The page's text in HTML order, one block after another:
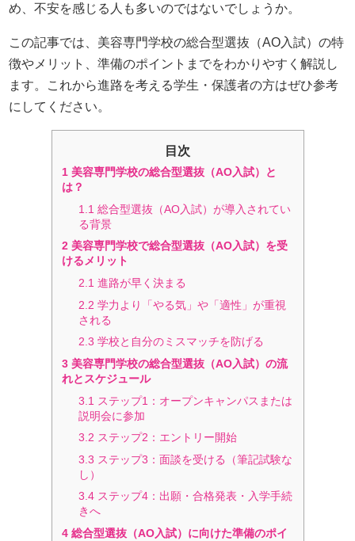
め、不安を感じる人も多いのではないでしょうか。
この記事では、美容専門学校の総合型選抜（AO入試）の特
徴やメリット、準備のポイントまでをわかりやすく解説し
ます。これから進路を考える学生・保護者の方はぜひ参考
にしてください。
目次
1美容専門学校の総合型選抜（AO入試）と
は？
1.1 総合型選抜（AO入試）が導入されてい
る背景
2美容専門学校で総合型選抜（AO入試）を受
けるメリット
2.1 進路が早く決まる
2.2 学力より「やる気」や「適性」が重視
される
2.3 学校と自分のミスマッチを防げる
3美容専門学校の総合型選抜（AO入試）の流
れとスケジュール
3.1 ステップ1：オープンキャンパスまたは
説明会に参加
3.2 ステップ2：エントリー開始
3.3 ステップ3：面談を受ける（筆記試験な
し）
3.4 ステップ4：出願・合格発表・入学手続
きへ
4総合型選抜（AO入試）に向けた準備のポイ